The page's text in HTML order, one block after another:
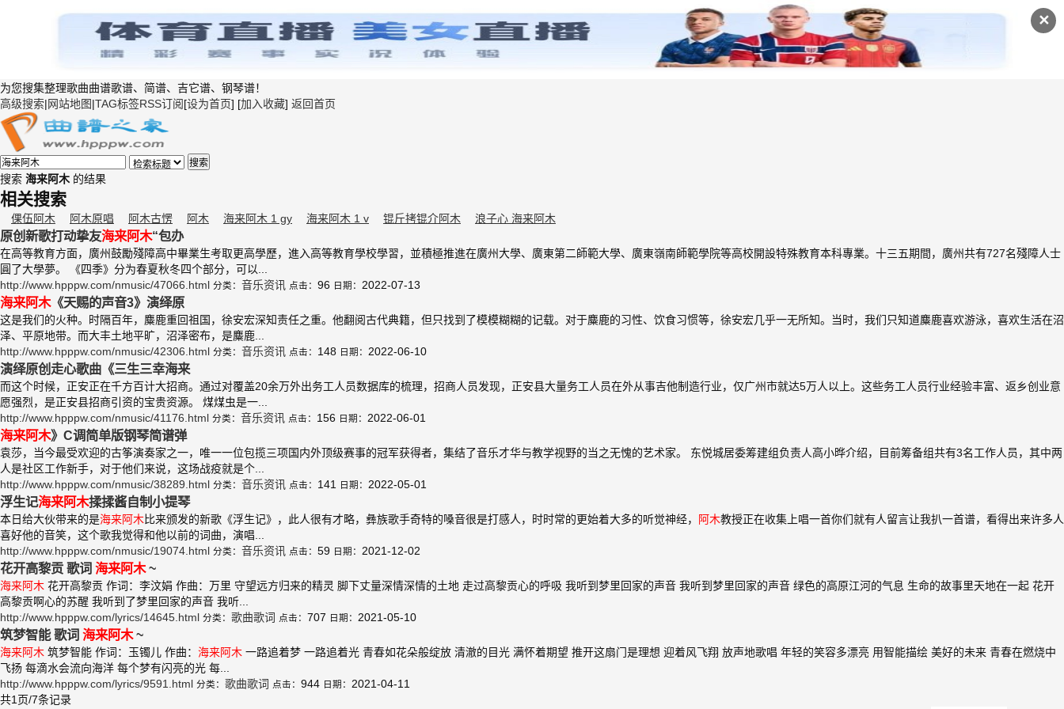
✕
为您搜集整理歌曲曲谱歌谱、简谱、吉它谱、钢琴谱！
高级搜索|网站地图|TAG标签RSS订阅[设为首页] [加入收藏] 返回首页
搜索
搜索 海来阿木 的结果
相关搜索
倮伍阿木 阿木原唱 阿木古愣 阿木 海来阿木 1 gy 海来阿木 1 v 锟斤拷锟介阿木 浪子心 海来阿木
原创新歌打动挚友海来阿木“包办
在高等教育方面，廣州鼓勵殘障高中畢業生考取更高學歷，進入高等教育學校學習，並積極推進在廣州大學、廣東第二師範大學、廣東嶺南師範學院等高校開設特殊教育本科專業。十三五期間，廣州共有727名殘障人士
圓了大學夢。 《四季》分为春夏秋冬四个部分，可以...
http://www.hpppw.com/nmusic/47066.html 分类： 音乐资讯 点击： 96 日期： 2022-07-13
海来阿木《天赐的声音3》演绎原
这是我们的火种。时隔百年，麋鹿重回祖国，徐安宏深知责任之重。他翻阅古代典籍，但只找到了模模糊糊的记载。对于麋鹿的习性、饮食习惯等，徐安宏几乎一无所知。当时，我们只知道麋鹿喜欢游泳，喜欢生活在沼
泽、平原地带。而大丰土地平旷，沼泽密布，是麋鹿...
http://www.hpppw.com/nmusic/42306.html 分类： 音乐资讯 点击： 148 日期： 2022-06-10
演绎原创走心歌曲《三生三幸海来
而这个时候，正安正在千方百计大招商。通过对覆盖20余万外出务工人员数据库的梳理，招商人员发现，正安县大量务工人员在外从事吉他制造行业，仅广州市就达5万人以上。这些务工人员行业经验丰富、返乡创业意
愿强烈，是正安县招商引资的宝贵资源。 煤煤虫是一...
http://www.hpppw.com/nmusic/41176.html 分类： 音乐资讯 点击： 156 日期： 2022-06-01
海来阿木》C调简单版钢琴简谱弹
袁莎，当今最受欢迎的古筝演奏家之一，唯一一位包揽三项国内外顶级赛事的冠军获得者，集结了音乐才华与教学视野的当之无愧的艺术家。 东悦城居委筹建组负责人高小晔介绍，目前筹备组共有3名工作人员，其中两
人是社区工作新手，对于他们来说，这场战疫就是个...
http://www.hpppw.com/nmusic/38289.html 分类： 音乐资讯 点击： 141 日期： 2022-05-01
浮生记海来阿木揉揉酱自制小提琴
本日给大伙带来的是海来阿木 比来颁发的新歌《浮生记》，此人很有才略，彝族歌手奇特的嗓音很是打感人，时时常的更始着大多的听觉神经， 阿木教授正在收集上唱一首你们就有人留言让我扒一首谱，看得出来许多人
喜好他的音笑，这个歌我觉得和他以前的词曲，演唱...
http://www.hpppw.com/nmusic/19074.html 分类： 音乐资讯 点击： 59 日期： 2021-12-02
花开高黎贡 歌词 海来阿木~
海来阿木 花开高黎贡 作词：李汶娟 作曲：万里 守望远方归来的精灵 脚下丈量深情深情的土地 走过高黎贡心的呼吸 我听到梦里回家的声音 我听到梦里回家的声音 绿色的高原江河的气息 生命的故事里天地在一起 花开
高黎贡啊心的苏醒 我听到了梦里回家的声音 我听...
http://www.hpppw.com/lyrics/14645.html 分类： 歌曲歌词 点击： 707 日期： 2021-05-10
筑梦智能 歌词 海来阿木~
海来阿木 筑梦智能 作词：玉镯儿 作曲： 海来阿木 一路追着梦 一路追着光 青春如花朵般绽放 清澈的目光 满怀着期望 推开这扇门是理想 迎着风飞翔 放声地歌唱 年轻的笑容多漂亮 用智能描绘 美好的未来 青春在燃烧中
飞扬 每滴水会流向海洋 每个梦有闪亮的光 每...
http://www.hpppw.com/lyrics/9591.html 分类： 歌曲歌词 点击： 944 日期： 2021-04-11
共1页/7条记录